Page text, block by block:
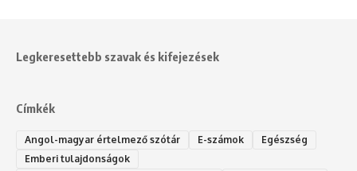
Legkeresettebb szavak és kifejezések
Címkék
Angol-magyar értelmező szótár E-számok
Egészség
Emberi tulajdonságok